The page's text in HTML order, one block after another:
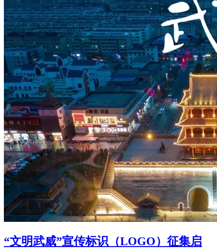
“文明武威”宣传标识（LOGO）征集启